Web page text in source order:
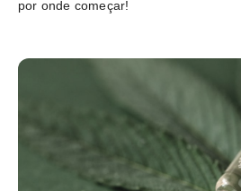
por onde começar!